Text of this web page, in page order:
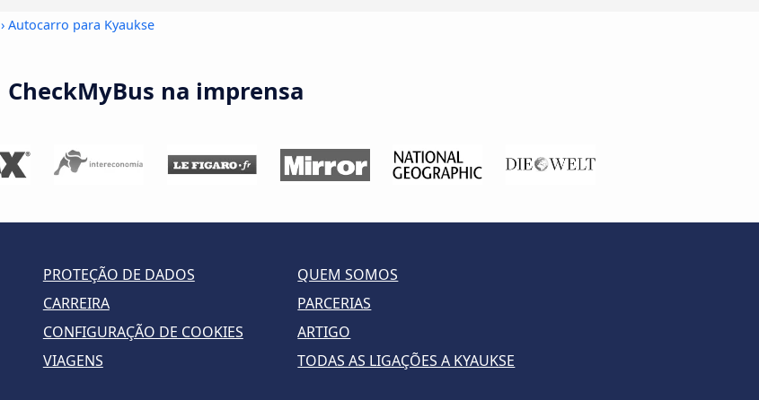
› Autocarro para Kyaukse
CheckMyBus na imprensa
PROTEÇÃO DE DADOS
QUEM SOMOS
CARREIRA
PARCERIAS
CONFIGURAÇÃO DE COOKIES
ARTIGO
VIAGENS
TODAS AS LIGAÇÕES A KYAUKSE